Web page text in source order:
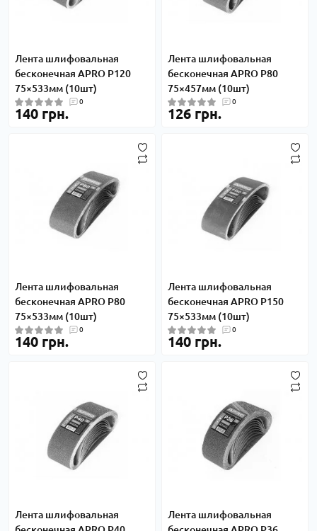
Лента шлифовальная
бесконечная APRO P120
75×533мм (10шт)
0
140 грн.
Лента шлифовальная
бесконечная APRO P80
75×457мм (10шт)
0
126 грн.
Лента шлифовальная
бесконечная APRO P80
75×533мм (10шт)
0
140 грн.
Лента шлифовальная
бесконечная APRO P150
75×533мм (10шт)
0
140 грн.
Лента шлифовальная
Лента шлифовальная